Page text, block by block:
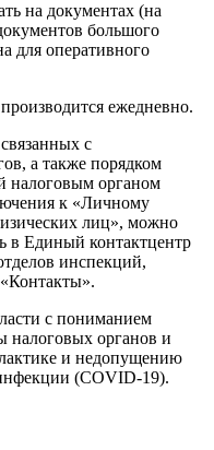
на документах (на
большого
для оперативного
ежедневно.
с
а также порядком
налоговым органом
к «Личному
лиц», можно
в Единый контактцентр
инспекций,
с пониманием
налоговых органов и
и недопущению
(COVID-19).